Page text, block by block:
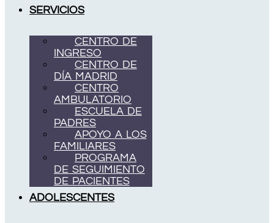
SERVICIOS
CENTRO DE
INGRESO
CENTRO DE
DÍA MADRID
CENTRO
AMBULATORIO
ESCUELA DE
PADRES
APOYO A LOS
FAMILIARES
PROGRAMA
DE SEGUIMIENTO
DE PACIENTES
ADOLESCENTES